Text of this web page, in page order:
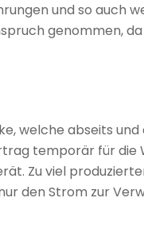
und so auch
genommen, da
welche abseits
temporär für die
Zu viel
den Strom zur